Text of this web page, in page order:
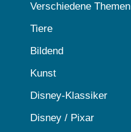
Verschiedene Themen
Tiere
Bildend
Kunst
Disney-Klassiker
Disney / Pixar